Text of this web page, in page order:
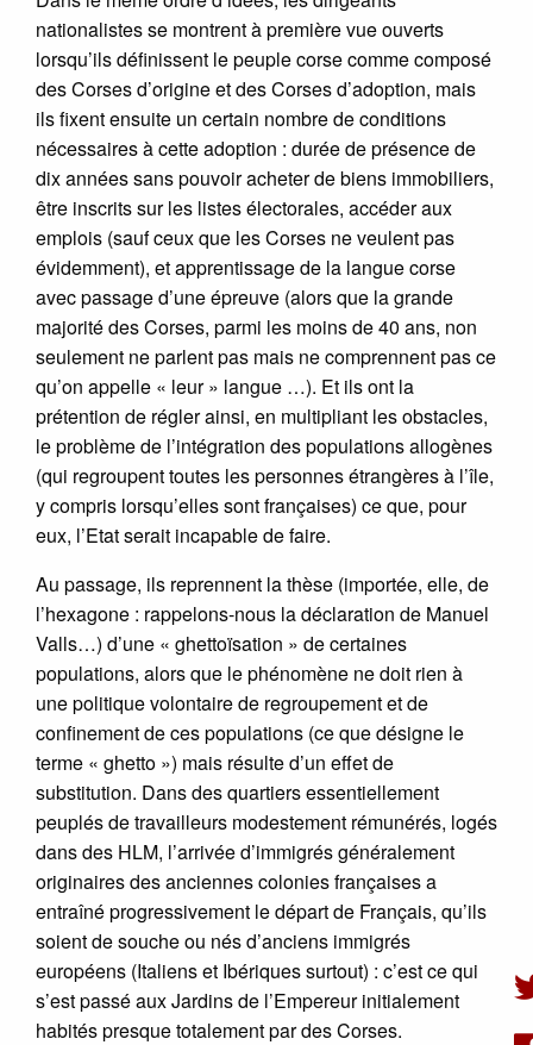
nationalistes se montrent à première vue ouverts
lorsqu’ils définissent le peuple corse comme composé
des Corses d’origine et des Corses d’adoption, mais
ils fixent ensuite un certain nombre de conditions
nécessaires à cette adoption : durée de présence de
dix années sans pouvoir acheter de biens immobiliers,
être inscrits sur les listes électorales, accéder aux
emplois (sauf ceux que les Corses ne veulent pas
évidemment), et apprentissage de la langue corse
avec passage d’une épreuve (alors que la grande
majorité des Corses, parmi les moins de 40 ans, non
seulement ne parlent pas mais ne comprennent pas ce
qu’on appelle « leur » langue …). Et ils ont la
prétention de régler ainsi, en multipliant les obstacles,
le problème de l’intégration des populations allogènes
(qui regroupent toutes les personnes étrangères à l’île,
y compris lorsqu’elles sont françaises) ce que, pour
eux, l’Etat serait incapable de faire.
Au passage, ils reprennent la thèse (importée, elle, de
l’hexagone : rappelons-nous la déclaration de Manuel
Valls…) d’une « ghettoïsation » de certaines
populations, alors que le phénomène ne doit rien à
une politique volontaire de regroupement et de
confinement de ces populations (ce que désigne le
terme « ghetto ») mais résulte d’un effet de
substitution. Dans des quartiers essentiellement
peuplés de travailleurs modestement rémunérés, logés
dans des HLM, l’arrivée d’immigrés généralement
originaires des anciennes colonies françaises a
entraîné progressivement le départ de Français, qu’ils
soient de souche ou nés d’anciens immigrés
européens (Italiens et Ibériques surtout) : c’est ce qui
s’est passé aux Jardins de l’Empereur initialement
habités presque totalement par des Corses.